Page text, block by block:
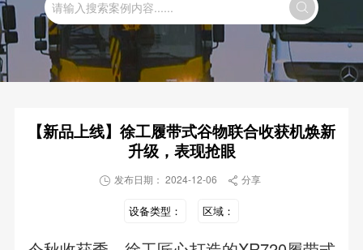

【新品上线】徐工履带式谷物联合收获机焕新
升级，表现抢眼
 发布日期： 2024-12-06  分享
设备类型： 区域：